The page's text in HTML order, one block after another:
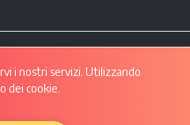
MILANO | P.IVA: 10133550961 |
i nostri servizi. Utilizzando
dei cookie.